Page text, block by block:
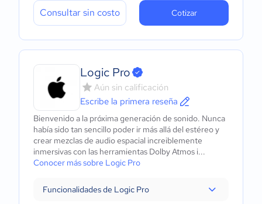
Consultar sin costo Cotizar
Logic Pro
Aún sin calificación
Escribe la primera reseña
Bienvenido a la próxima generación de sonido. Nunca
había sido tan sencillo poder ir más allá del estéreo y
crear mezclas de audio espacial increiblemente
inmersivas con las herramientas Dolby Atmos i...
Conocer más sobre Logic Pro
Funcionalidades de Logic Pro